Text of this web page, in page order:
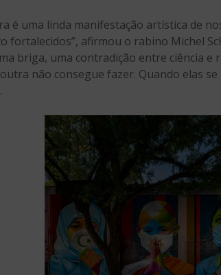
é uma linda manifestação artística de
fortalecidos”, afirmou o rabino Michel
briga, uma contradição entre ciência e
não consegue fazer. Quando elas